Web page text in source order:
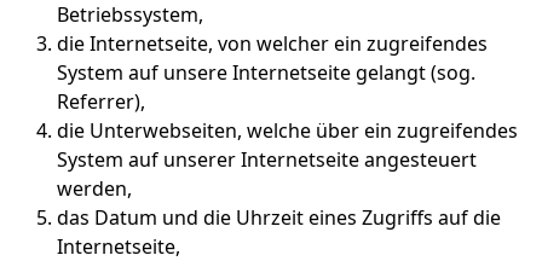
Betriebssystem,
die Internetseite, von welcher ein zugreifendes
System auf unsere Internetseite gelangt (sog.
Referrer),
die Unterwebseiten, welche über ein zugreifendes
System auf unserer Internetseite angesteuert
werden,
das Datum und die Uhrzeit eines Zugriffs auf die
Internetseite,